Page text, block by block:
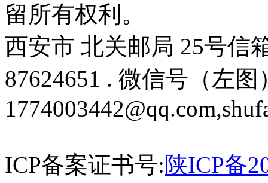
留所有权利。
西安市 北关邮局 25号信
87624651 . 微信号（左
ICP备案证书号:陕ICP备